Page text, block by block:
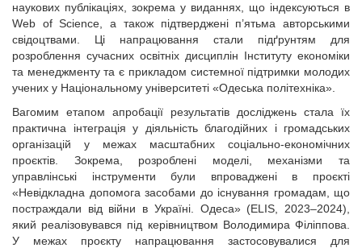
наукових публікаціях, зокрема у виданнях, що індексуються в
Web of Science, а також підтверджені п’ятьма авторськими
свідоцтвами. Ці напрацювання стали підґрунтям для
розроблення сучасних освітніх дисциплін Інституту економіки
та менеджменту та є прикладом системної підтримки молодих
учених у Національному університеті «Одеська політехніка».
Вагомим етапом апробації результатів досліджень стала їх
практична інтеграція у діяльність благодійних і громадських
організацій у межах масштабних соціально-економічних
проєктів. Зокрема, розроблені моделі, механізми та
управлінські інструменти були впроваджені в проєкті
«Невідкладна допомога засобами до існування громадам, що
постраждали від війни в Україні. Одеса» (ELIS, 2023–2024),
який реалізовувався під керівництвом Володимира Філіппова.
У межах проєкту напрацювання застосовувалися для